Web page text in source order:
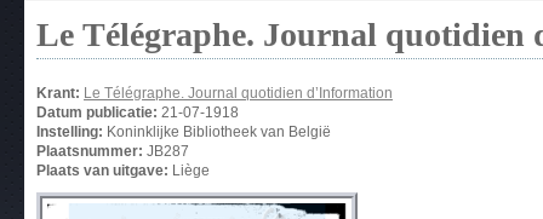
Le Télégraphe. Journal quotidien
Krant: Le Télégraphe. Journal quotidien d’Information
Datum publicatie: 21-07-1918
Instelling: Koninklijke Bibliotheek van België
Plaatsnummer: JB287
Plaats van uitgave: Liège